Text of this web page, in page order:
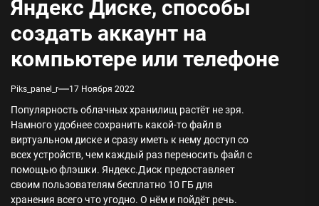
Яндекс Диске, способы
создать аккаунт на
компьютере или телефоне
Piks_panel_r 17 Ноября 2022
Популярность облачных хранилищ растёт не зря.
Намного удобнее сохранить какой-то файл в
виртуальном диске и сразу иметь к нему доступ со
всех устройств, чем каждый раз переносить файл с
помощью флэшки. Яндекс.Диск предоставляет
своим пользователям бесплатно 10 ГБ для
хранения всего что угодно. О нём и пойдёт речь.